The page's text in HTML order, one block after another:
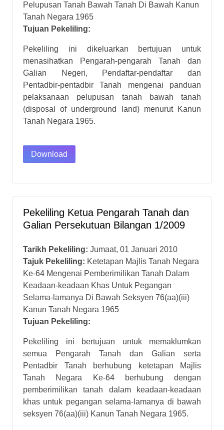
Pelupusan Tanah Bawah Tanah Di Bawah Kanun
Tanah Negara 1965
Tujuan Pekeliling:
Pekeliling ini dikeluarkan bertujuan untuk
menasihatkan Pengarah-pengarah Tanah dan
Galian Negeri, Pendaftar-pendaftar dan
Pentadbir-pentadbir Tanah mengenai panduan
pelaksanaan pelupusan tanah bawah tanah
(disposal of underground land) menurut Kanun
Tanah Negara 1965.
Download
Pekeliling Ketua Pengarah Tanah dan
Galian Persekutuan Bilangan 1/2009
Tarikh Pekeliling: Jumaat, 01 Januari 2010
Tajuk Pekeliling: Ketetapan Majlis Tanah Negara
Ke-64 Mengenai Pemberimilikan Tanah Dalam
Keadaan-keadaan Khas Untuk Pegangan
Selama-lamanya Di Bawah Seksyen 76(aa)(iii)
Kanun Tanah Negara 1965
Tujuan Pekeliling:
Pekeliling ini bertujuan untuk memaklumkan
semua Pengarah Tanah dan Galian serta
Pentadbir Tanah berhubung ketetapan Majlis
Tanah Negara Ke-64 berhubung dengan
pemberimilikan tanah dalam keadaan-keadaan
khas untuk pegangan selama-lamanya di bawah
seksyen 76(aa)(iii) Kanun Tanah Negara 1965.